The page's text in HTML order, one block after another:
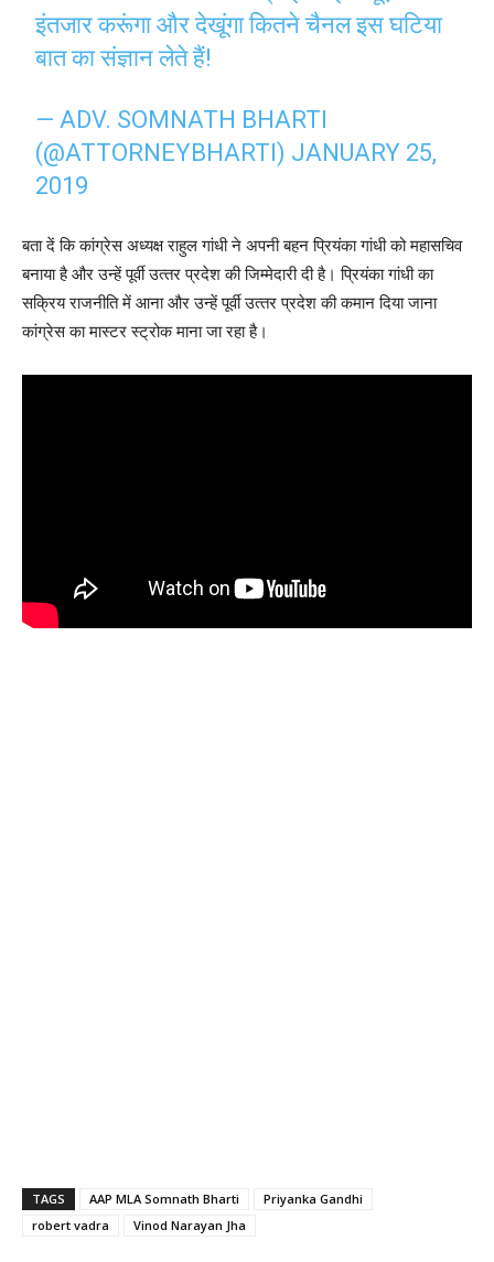
इंतजार करूंगा और देखूंगा कितने चैनल इस घटिया
बात का संज्ञान लेते हैं!
— ADV. SOMNATH BHARTI
(@ATTORNEYBHARTI) JANUARY 25,
2019
बता दें कि कांग्रेस अध्‍यक्ष राहुल गांधी ने अपनी बहन प्रियंका गांधी को महासचिव
बनाया है और उन्‍हें पूर्वी उत्‍तर प्रदेश की जिम्‍मेदारी दी है। प्रियंका गांधी का
सक्रिय राजनीति में आना और उन्‍हें पूर्वी उत्‍तर प्रदेश की कमान दिया जाना
कांग्रेस का मास्‍टर स्‍ट्रोक माना जा रहा है।
TAGS AAP MLA Somnath Bharti
Priyanka Gandhi
robert vadra
Vinod Narayan Jha